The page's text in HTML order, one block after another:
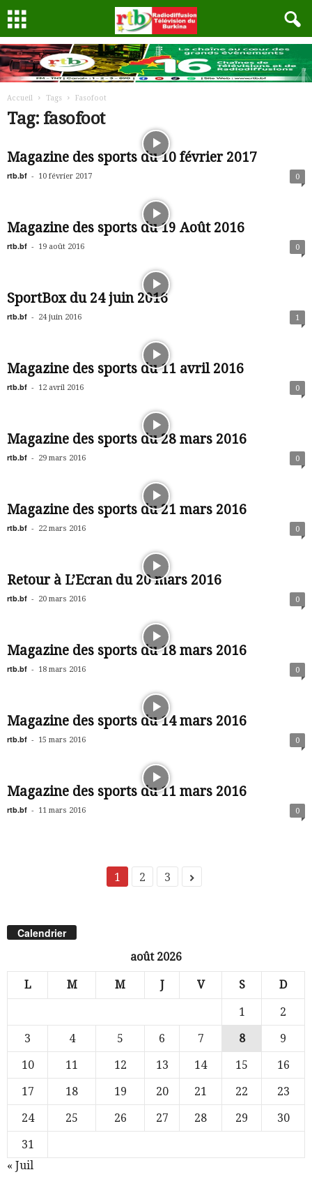
Accueil Tags Fasofoot
Tag: fasofoot
Magazine des sports du 10 février 2017
rtb.bf - 10 février 2017 0
Magazine des sports du 19 Août 2016
rtb.bf - 19 août 2016 0
SportBox du 24 juin 2016
rtb.bf - 24 juin 2016 1
Magazine des sports du 11 avril 2016
rtb.bf - 12 avril 2016 0
Magazine des sports du 28 mars 2016
rtb.bf - 29 mars 2016 0
Magazine des sports du 21 mars 2016
rtb.bf - 22 mars 2016 0
Retour à L’Ecran du 20 mars 2016
rtb.bf - 20 mars 2016 0
Magazine des sports du 18 mars 2016
rtb.bf - 18 mars 2016 0
Magazine des sports du 14 mars 2016
rtb.bf - 15 mars 2016 0
Magazine des sports du 11 mars 2016
rtb.bf - 11 mars 2016 0
1 2 3
Calendrier
août 2026
L M M J V S D
1
2
3
4 5 6 7 8
9
10
11 12 13 14 15
16
17
18 19 20 21 22
23
24
25 26 27 28 29
30
31
« Juil